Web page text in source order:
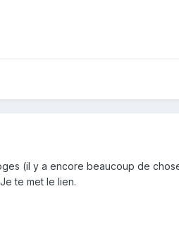
(il y a encore beaucoup de
te met le lien.